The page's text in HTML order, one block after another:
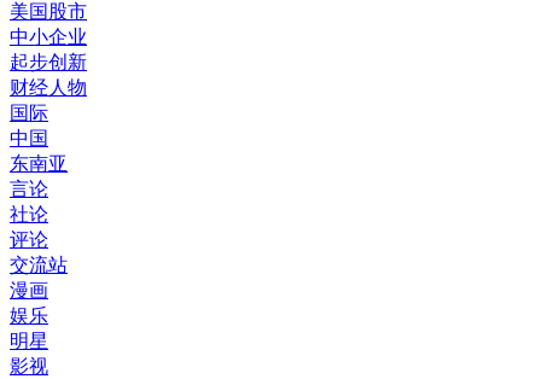
美国股市
中小企业
起步创新
财经人物
国际
中国
东南亚
言论
社论
评论
交流站
漫画
娱乐
明星
影视